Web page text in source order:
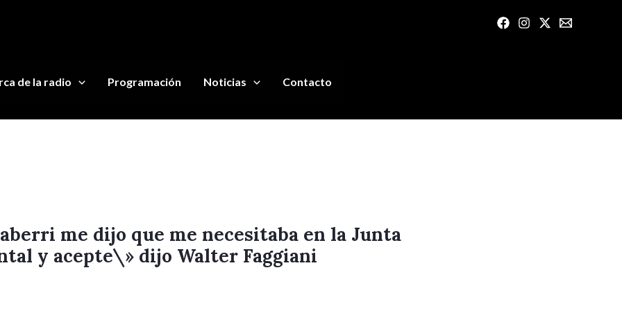
de la radio Programación Noticias Contacto
me dijo que me necesitaba en la Junta
y acepte\» dijo Walter Faggiani